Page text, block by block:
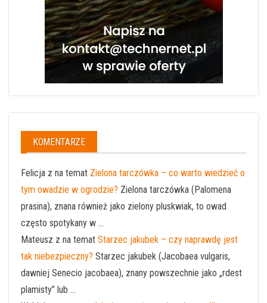
KOMENTARZE
Felicja z na temat Zielona tarczówka – co warto wiedzieć o
tym owadzie w ogrodzie? Zielona tarczówka (Palomena
prasina), znana również jako zielony pluskwiak, to owad
często spotykany w ...
Mateusz z na temat Starzec jakubek – czy naprawdę jest
tak niebezpieczny? Starzec jakubek (Jacobaea vulgaris,
dawniej Senecio jacobaea), znany powszechnie jako „rdest
plamisty” lub ...